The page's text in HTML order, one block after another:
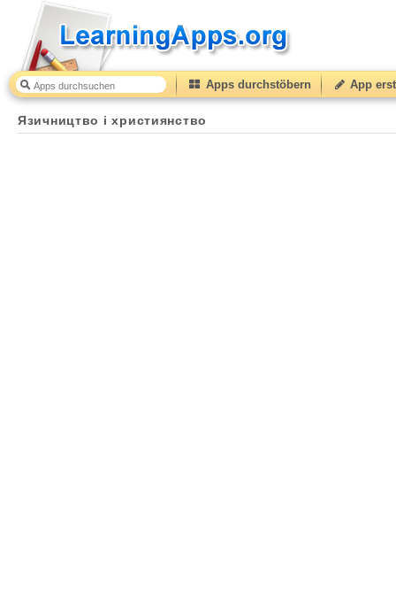
Apps durchstöbern App
Язичництво і християнство